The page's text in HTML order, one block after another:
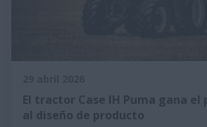
El tractor Case IH Puma gana el
al diseño de producto